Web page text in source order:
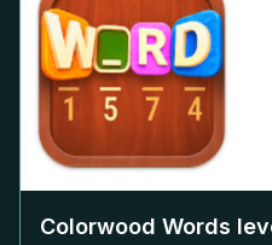
Colorwood Words